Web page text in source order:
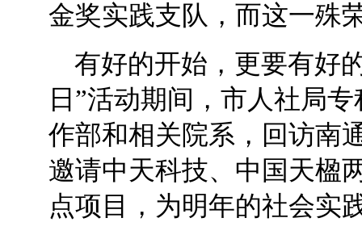
金奖实践支队，而这一殊
有好的开始，更要有好
日”活动期间，市人社局
作部和相关院系，回访南
邀请中天科技、中国天楹
点项目，为明年的社会实